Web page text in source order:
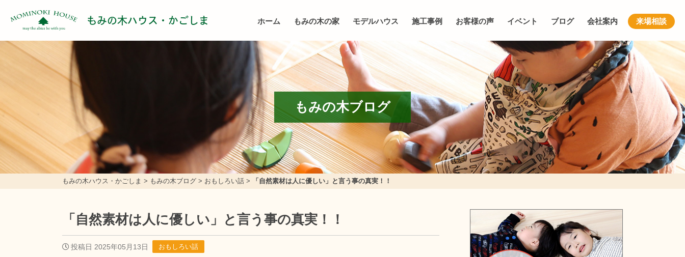
もみの木ハウス・かごしま ホーム もみの木の家 モデルハウス 施工事例 お客様の声 イベント ブログ 会社案内 来場相談
もみの木ブログ
もみの木ハウス・かごしま > もみの木ブログ > おもしろい話 > 「自然素材は人に優しい」と言う事の真実！！
「自然素材は人に優しい」と言う事の真実！！
投稿日 2025年05月13日 おもしろい話